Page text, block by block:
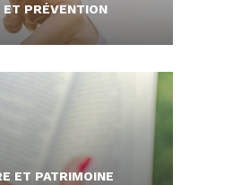
ET PRÉVENTION
ET PATRIMOINE